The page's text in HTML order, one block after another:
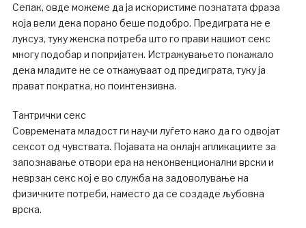
Сепак, овде можеме да ја искористиме познатата фраза
која вели дека порано беше подобро. Предиграта не е
луксуз, туку женска потреба што го прави нашиот секс
многу подобар и попријатен. Истражувањето покажало
дека младите не се откажуваат од предиграта, туку ја
прават пократка, но поинтензивна.
Тантрички секс
Современата младост ги научи луѓето како да го одвојат
сексот од чувствата. Појавата на онлајн апликациите за
запознавање отвори ера на неконвенционални врски и
неврзан секс кој е во служба на задоволување на
физичките потреби, наместо да се создаде љубовна
врска.